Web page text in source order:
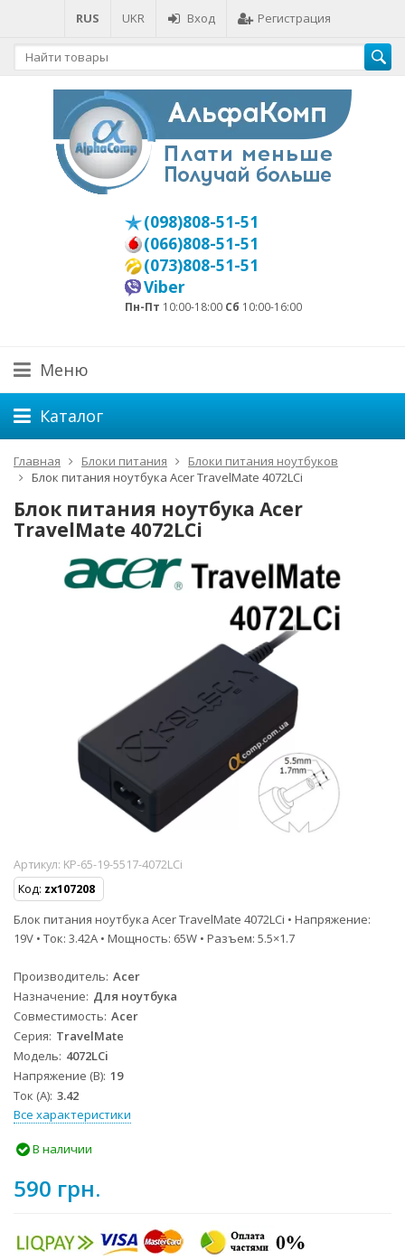
RUS UKR Вход Регистрация
(098)808-51-51
(066)808-51-51
(073)808-51-51
Viber
Пн-Пт 10:00-18:00 Сб 10:00-16:00
Меню
Каталог
Главная Блоки питания
Блоки питания ноутбуков
Блок питания ноутбука Acer TravelMate 4072LCi
Блок питания ноутбука Acer
TravelMate 4072LCi
Артикул: KP-65-19-5517-4072LCi
Код: zx107208
Блок питания ноутбука Acer TravelMate 4072LCi • Напряжение:
19V • Ток: 3.42A • Мощность: 65W • Разъем: 5.5×1.7
Производитель Acer
Назначение Для ноутбука
Совместимость Acer
Серия TravelMate
Модель 4072LCi
Напряжение (В) 19
Ток (А) 3.42
Все характеристики
В наличии
590 грн.